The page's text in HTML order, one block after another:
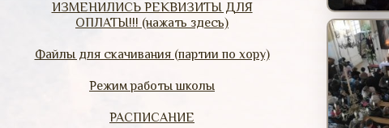
ИЗМЕНИЛИСЬ РЕКВИЗИТЫ ДЛЯ
ОПЛАТЫ!!! (нажать здесь)
Файлы для скачивания (партии по хору)
Режим работы школы
РАСПИСАНИЕ